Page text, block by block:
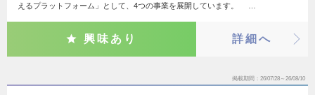
えるプラットフォーム」として、4つの事業を展開しています。 …
興味あり 詳細へ
掲載期間 26/07/28～26/08/10